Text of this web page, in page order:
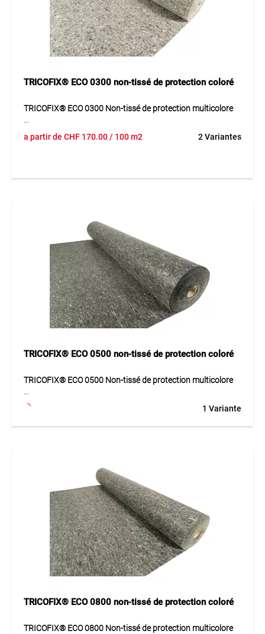
construction de routes, de voies ferrées, de décharges et
d’ouvrages hydrauliques ainsi qu’en horticulture et
aménagement paysager. Convient également pour la
construction de toitures plates grâce à sa résistance élevée
à la perforation.
TRICOFIX® ECO 0300 non-tissé de protection coloré
TRICOFIX® ECO 0300 Non-tissé de protection multicolore
robuste, aiguilleté et thermolié en fibres de polypropylène. Il
Géotextile de protection pour chantiers, systèmes
d’étanchéité, aménagement paysager et toiture plate.
Protège efficacement les membranes, films et surfaces
sensibles.
a partir de CHF 170.00/ 100 m2 2 Variantes
TRICOFIX® ECO 0500 non-tissé de protection coloré
TRICOFIX® ECO 0500 Non-tissé de protection multicolore
TRICOFIX® ECO 0500 est un géotextile de protection
particulièrement résistant en fibres de polypropylène,
aiguilleté et thermolié. Il offre une grande résistance
Géotextile de protection pour des applications exigeantes
en travaux publics, jardinage, aménagement paysager et
toitures plates.
1 Variante
TRICOFIX® ECO 0800 non-tissé de protection coloré
TRICOFIX® ECO 0800 Non-tissé de protection multicolore